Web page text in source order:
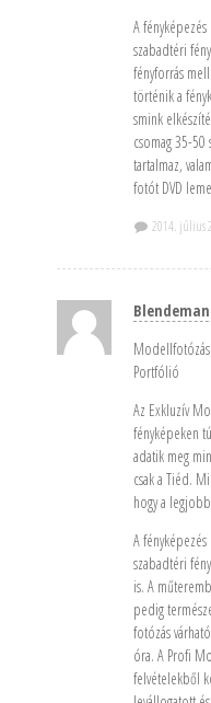
A
szabadtéri
fényforrás
történik a
smink
csomag 35-
tartalmaz,
fotót DVD
2014. július
Portfólió
Az Exkluzív
fényképeken
adatik meg
csak a Tiéd.
hogy a
A
szabadtéri
is. A
pedig
fotózás
óra. A Profi
felvételekből